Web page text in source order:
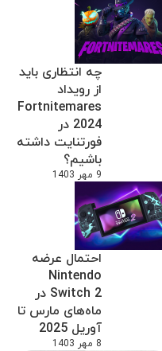
چه انتظاری باید
از رویداد
Fortnitemares
2024 در
فورتنایت داشته
باشیم؟
9 مهر 1403
احتمال عرضه
Nintendo
Switch 2 در
ماه‌های مارس تا
آوریل 2025
8 مهر 1403